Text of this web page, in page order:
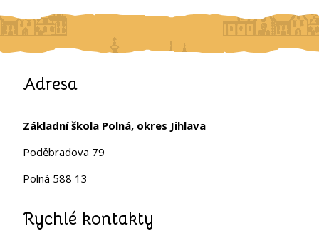
Adresa
Základní škola Polná, okres Jihlava
Poděbradova 79
Polná 588 13
Rychlé kontakty